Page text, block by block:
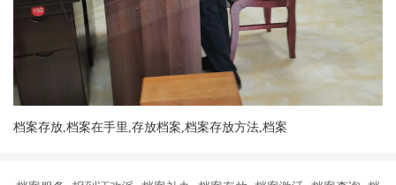
档案存放,档案在手里,存放档案,档案存放方法,档案